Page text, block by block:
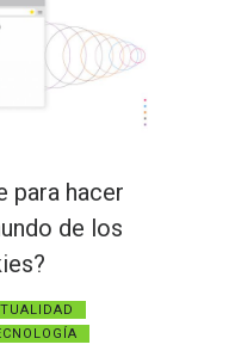
para hacer
de los